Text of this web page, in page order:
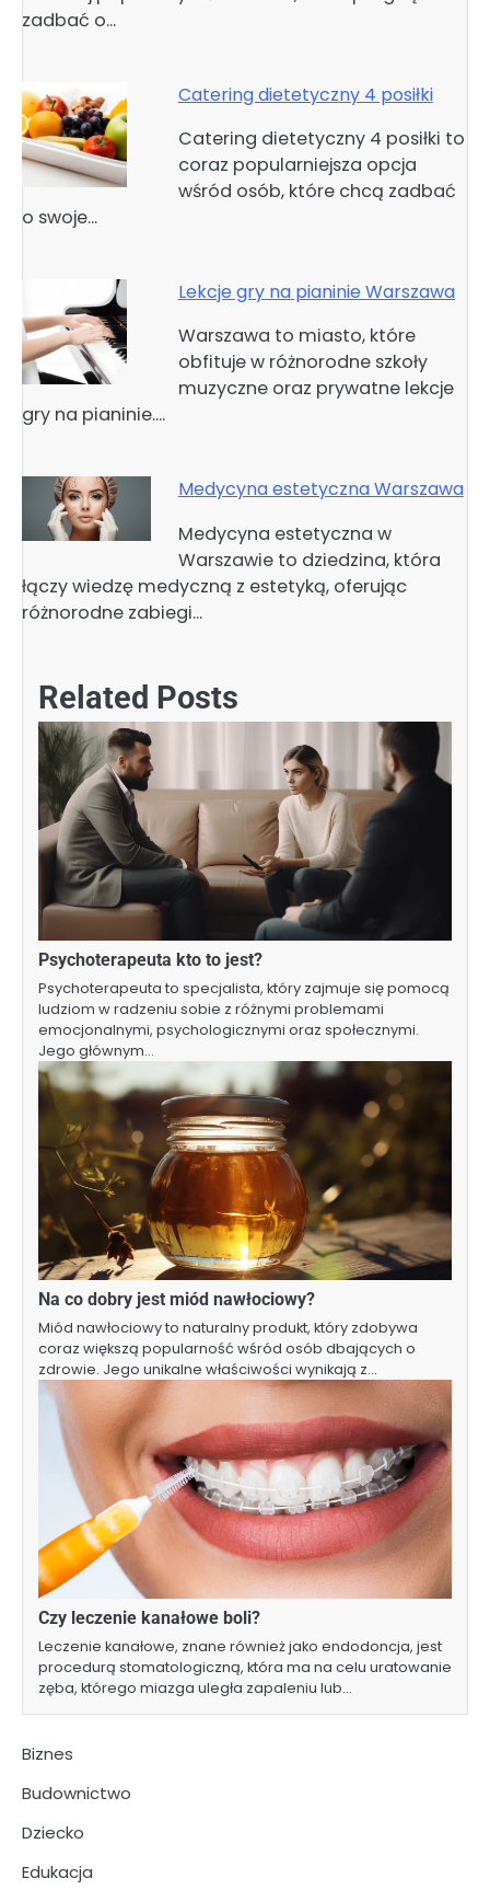
zadbać o…
Catering dietetyczny 4 posiłki
Catering dietetyczny 4 posiłki to
coraz popularniejsza opcja
wśród osób, które chcą zadbać
o swoje…
Lekcje gry na pianinie Warszawa
Warszawa to miasto, które
obfituje w różnorodne szkoły
muzyczne oraz prywatne lekcje
gry na pianinie.…
Medycyna estetyczna Warszawa
Medycyna estetyczna w
Warszawie to dziedzina, która
łączy wiedzę medyczną z estetyką, oferując
różnorodne zabiegi…
Related Posts
Psychoterapeuta kto to jest?
Psychoterapeuta to specjalista, który zajmuje się pomocą
ludziom w radzeniu sobie z różnymi problemami
emocjonalnymi, psychologicznymi oraz społecznymi.
Jego głównym…
Na co dobry jest miód nawłociowy?
Miód nawłociowy to naturalny produkt, który zdobywa
coraz większą popularność wśród osób dbających o
zdrowie. Jego unikalne właściwości wynikają z…
Czy leczenie kanałowe boli?
Leczenie kanałowe, znane również jako endodoncja, jest
procedurą stomatologiczną, która ma na celu uratowanie
zęba, którego miazga uległa zapaleniu lub…
Biznes
Budownictwo
Dziecko
Edukacja